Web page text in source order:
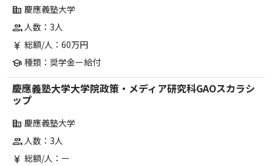
corporate_fare 慶應義塾大学
group 人数：3人
currency_yen 総額/人：60万円
school 種類：奨学金ー給付
慶應義塾大学大学院政策・メディア研究科GAOスカラシ
ップ
corporate_fare 慶應義塾大学
group 人数：3人
currency_yen 総額/人：ー